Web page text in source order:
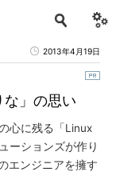
2013年4月19日
」の思い
心に残る「Linux
ーションズが作り
エンジニアを擁す